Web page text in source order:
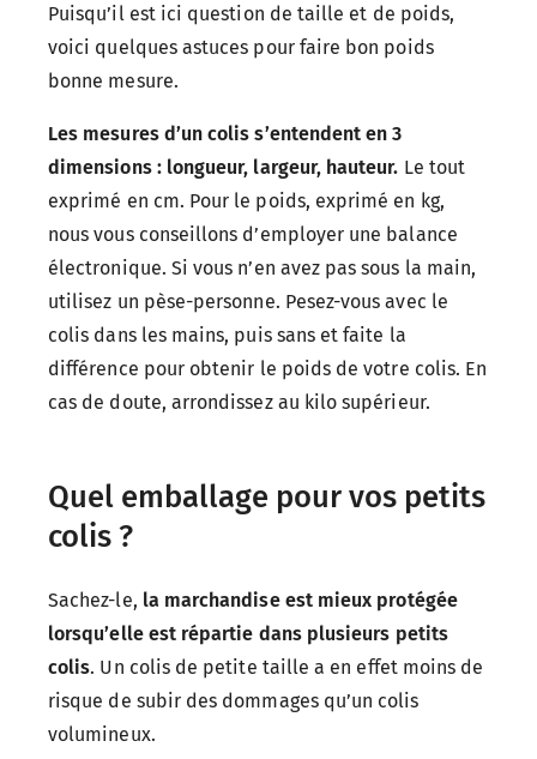
Puisqu’il est ici question de taille et de poids,
voici quelques astuces pour faire bon poids
bonne mesure.
Les mesures d’un colis s’entendent en 3
dimensions : longueur, largeur, hauteur. Le tout
exprimé en cm. Pour le poids, exprimé en kg,
nous vous conseillons d’employer une balance
électronique. Si vous n’en avez pas sous la main,
utilisez un pèse-personne. Pesez-vous avec le
colis dans les mains, puis sans et faite la
différence pour obtenir le poids de votre colis. En
cas de doute, arrondissez au kilo supérieur.
Quel emballage pour vos petits
colis ?
Sachez-le, la marchandise est mieux protégée
lorsqu’elle est répartie dans plusieurs petits
colis. Un colis de petite taille a en effet moins de
risque de subir des dommages qu’un colis
volumineux.